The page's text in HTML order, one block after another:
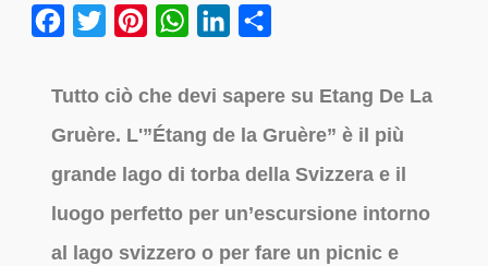
FacebookTwitterPinterestWhatsApp
LinkedIn
Tutto ciò che devi sapere su Etang De La
Gruère. L'”Étang de la Gruère” è il più
grande lago di torba della Svizzera e il
luogo perfetto per un’escursione intorno
al lago svizzero o per fare un picnic e